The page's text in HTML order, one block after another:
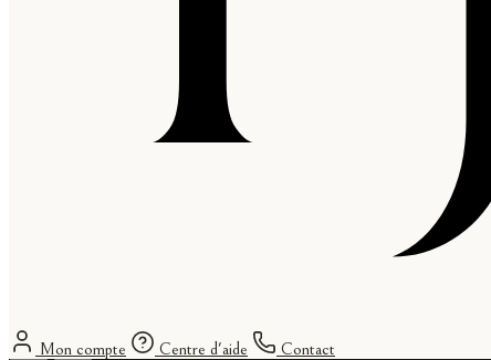
Mon compte Centre d'aide Contact